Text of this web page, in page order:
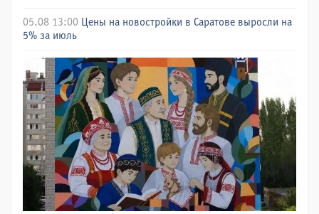
05.08 13:00
Цены на новостройки в Саратове выросли на
5% за июль